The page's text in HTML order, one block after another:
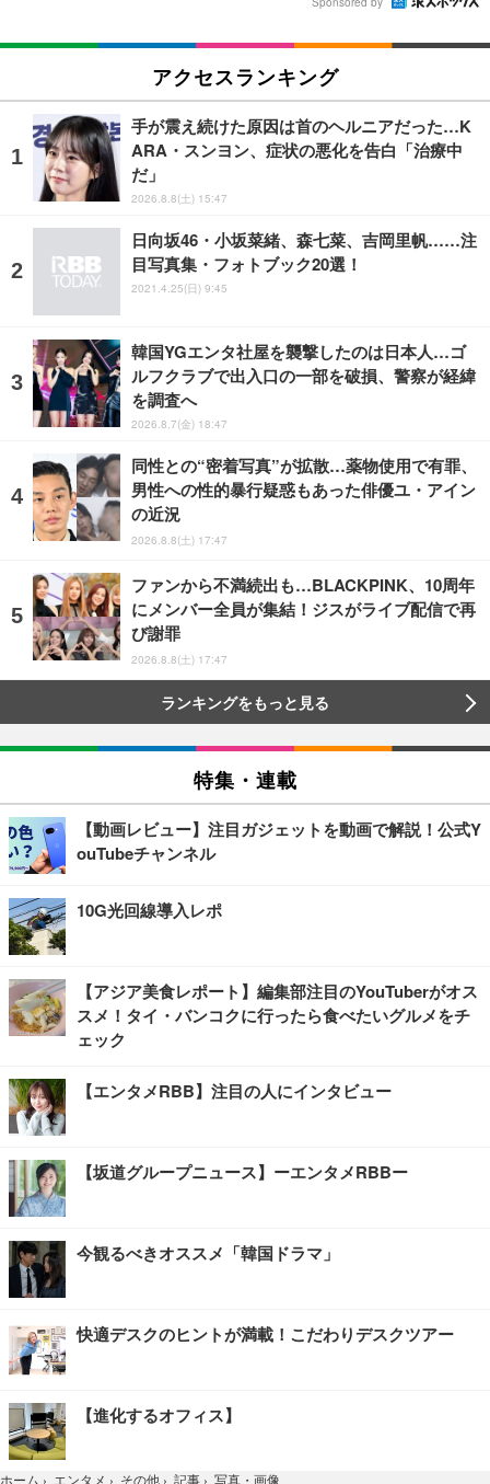
アクセスランキング
手が震え続けた原因は首のヘルニアだった…K
ARA・スンヨン、症状の悪化を告白「治療中
だ」
2026.8.8(土) 15:47
日向坂46・小坂菜緒、森七菜、吉岡里帆……注
目写真集・フォトブック20選！
2021.4.25(日) 9:45
韓国YGエンタ社屋を襲撃したのは日本人…ゴ
ルフクラブで出入口の一部を破損、警察が経緯
を調査へ
2026.8.7(金) 18:47
同性との“密着写真”が拡散…薬物使用で有罪、
男性への性的暴行疑惑もあった俳優ユ・アイン
の近況
2026.8.8(土) 17:47
ファンから不満続出も…BLACKPINK、10周年
にメンバー全員が集結！ジスがライブ配信で再
び謝罪
2026.8.8(土) 17:47
ランキングをもっと見る
特集・連載
【動画レビュー】注目ガジェットを動画で解説！公式Y
ouTubeチャンネル
10G光回線導入レポ
【アジア美食レポート】編集部注目のYouTuberがオス
スメ！タイ・バンコクに行ったら食べたいグルメをチ
ェック
【エンタメRBB】注目の人にインタビュー
【坂道グループニュース】ーエンタメRBBー
今観るべきオススメ「韓国ドラマ」
快適デスクのヒントが満載！こだわりデスクツアー
【進化するオフィス】
ホーム › エンタメ › その他 › 記事 › 写真・画像